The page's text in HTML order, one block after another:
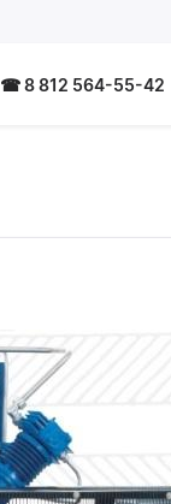
☎ 8 812 564-55-42